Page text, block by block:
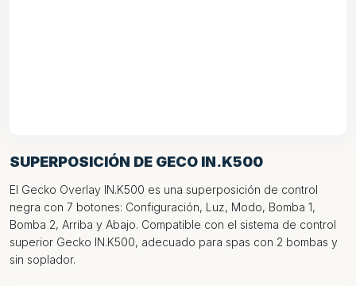
SUPERPOSICIÓN DE GECO IN.K500
El Gecko Overlay IN.K500 es una superposición de control
negra con 7 botones: Configuración, Luz, Modo, Bomba 1,
Bomba 2, Arriba y Abajo. Compatible con el sistema de control
superior Gecko IN.K500, adecuado para spas con 2 bombas y
sin soplador.